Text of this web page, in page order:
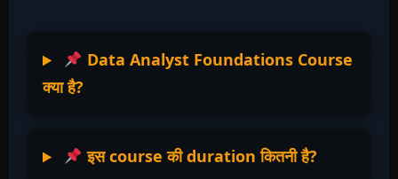
Data Analyst Foundations Course
क्या है?
इस course की duration कितनी है?